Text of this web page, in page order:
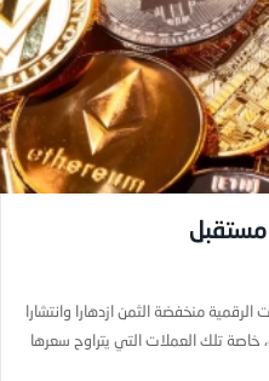
منخفضة الثمن ازدهارا وانتشارا
خاصة تلك العملات التي يتراوح سعرها